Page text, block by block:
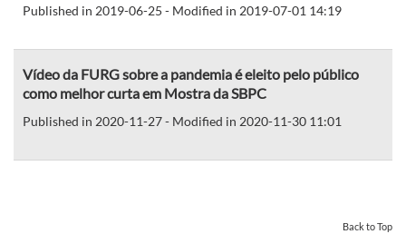
Published in 2019-06-25 - Modified in 2019-07-01 14:19
Vídeo da FURG sobre a pandemia é eleito pelo público
como melhor curta em Mostra da SBPC
Published in 2020-11-27 - Modified in 2020-11-30 11:01
Back to Top